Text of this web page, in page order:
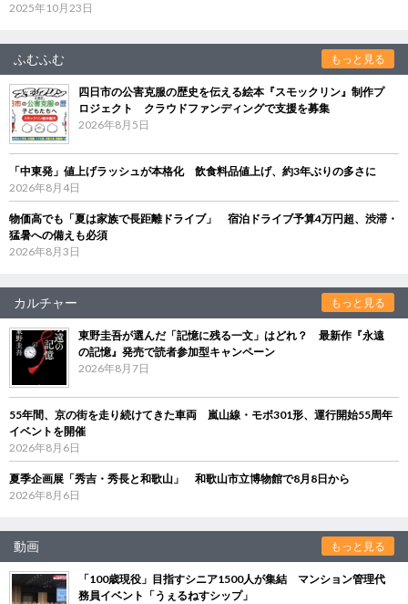
2025年10月23日
ふむふむ もっと見る
四日市の公害克服の歴史を伝える絵本『スモックリン』制作プ
ロジェクト クラウドファンディングで支援を募集
2026年8月5日
「中東発」値上げラッシュが本格化 飲食料品値上げ、約3年ぶりの多さに
2026年8月4日
物価高でも「夏は家族で長距離ドライブ」 宿泊ドライブ予算4万円超、渋滞・
猛暑への備えも必須
2026年8月3日
カルチャー もっと見る
東野圭吾が選んだ「記憶に残る一文」はどれ？ 最新作『永遠
の記憶』発売で読者参加型キャンペーン
2026年8月7日
55年間、京の街を走り続けてきた車両 嵐山線・モボ301形、運行開始55周年
イベントを開催
2026年8月6日
夏季企画展「秀吉・秀長と和歌山」 和歌山市立博物館で8月8日から
2026年8月6日
動画 もっと見る
「100歳現役」目指すシニア1500人が集結 マンション管理代
務員イベント「うぇるねすシップ」